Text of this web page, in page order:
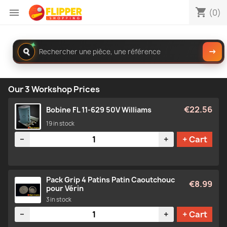
 shopping_cart (0)
✦
Rechercher
dans
le
→
Our 3 Workshop Prices
Bobine FL 11-629 50V Williams €22.56
19 in stock
− + + Cart
Pack Grip 4 Patins Patin Caoutchouc
pour Vérin
€8.99
3 in stock
Quantity
− + + Cart